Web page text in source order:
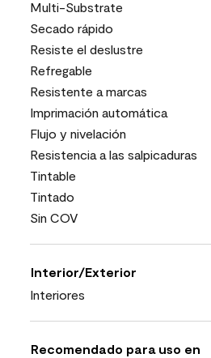
Multi-Substrate
Secado rápido
Resiste el deslustre
Refregable
Resistente a marcas
Imprimación automática
Flujo y nivelación
Resistencia a las salpicaduras
Tintable
Tintado
Sin COV
Interior/Exterior
Interiores
Recomendado para uso en